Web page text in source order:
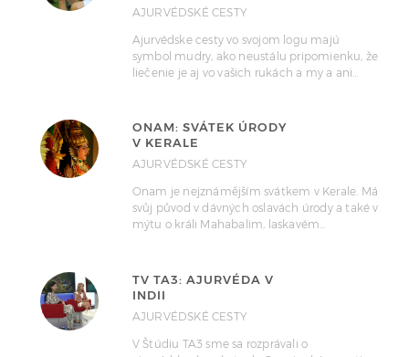
AJURVÉDSKÉ CESTY
Ajurvédske cesty vo svojom logu majú
symbol mudry, ako neustálu pripomienku, že
liečenie je aj vo vašich rukách a my a ani…
ONAM: SVÁTEK ÚRODY
V KERALE
AJURVÉDSKÉ CESTY
Onam je nejznámějším svátkem v Kerale. Má
svůj původ v dávných oslavách úrody a také v
mýtu o králi Mahabalim, laskavém…
TV TA3: AJURVÉDA V
INDII
AJURVÉDSKÉ CESTY
V Štúdiu TA3 sme sa rozprávali o